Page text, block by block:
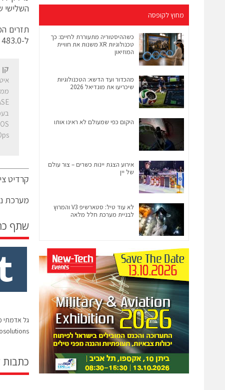
השלישי של 2023 בהשוואה לרווח של 0.29 דולר
ל-483.0 מיליון דולר ברבעון השלישי של 2022.
קרדיט
מערכת
שתף
כתבות
מחוץ לקופסה
כשההיסטוריה מתעוררת לחיים: כך
טכנולוגיות XR משנות את חוויית
המוזיאון
מהכדור ועד הדשא: הטכנולוגיות
שיכריעו את מונדיאל 2026
היקום כפי שמעולם לא ראינו אותו
אירוע הצגת יינות כשרים – צור עולם
של יין
לא עוד טיל: סטארשיפ V3 והמרוץ
לבניית מערכת חלל מלאה